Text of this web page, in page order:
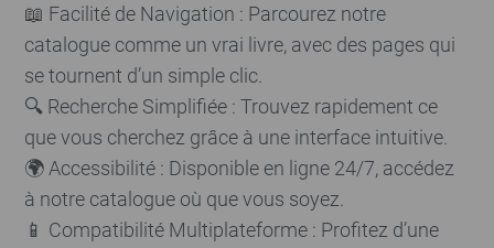
📖 Facilité de Navigation : Parcourez notre
catalogue comme un vrai livre, avec des pages qui
se tournent d’un simple clic.
🔍 Recherche Simplifiée : Trouvez rapidement ce
que vous cherchez grâce à une interface intuitive.
🌍 Accessibilité : Disponible en ligne 24/7, accédez
à notre catalogue où que vous soyez.
📱 Compatibilité Multiplateforme : Profitez d’une